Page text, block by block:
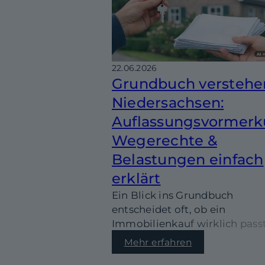
22.06.2026
Grundbuch
Niedersachsen:
Wegerechte &
Belastungen einfach
erklärt
Ein Blick ins Grundbuch
entscheidet oft, ob ein
Immobilienkauf wirklich
Wir erklären dir verständlich,
Auflassungsvormerkung,
Mehr erfahren